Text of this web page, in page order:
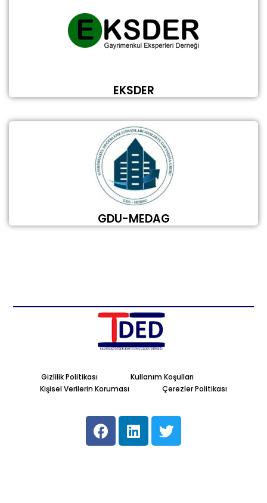
EKSDER
GDU-MEDAG
Gizlilik Politikası
Kullanım Koşulları
Kişisel Verilerin Koruması
Çerezler Politikası